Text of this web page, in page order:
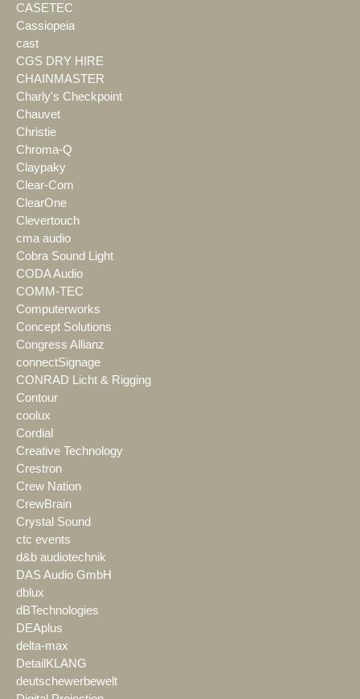
CASETEC
Cassiopeia
cast
CGS DRY HIRE
CHAINMASTER
Charly's Checkpoint
Chauvet
Christie
Chroma-Q
Claypaky
Clear-Com
ClearOne
Clevertouch
cma audio
Cobra Sound Light
CODA Audio
COMM-TEC
Computerworks
Concept Solutions
Congress Allianz
connectSignage
CONRAD Licht & Rigging
Contour
coolux
Cordial
Creative Technology
Crestron
Crew Nation
CrewBrain
Crystal Sound
ctc events
d&b audiotechnik
DAS Audio GmbH
dblux
dBTechnologies
DEAplus
delta-max
DetailKLANG
deutschewerbewelt